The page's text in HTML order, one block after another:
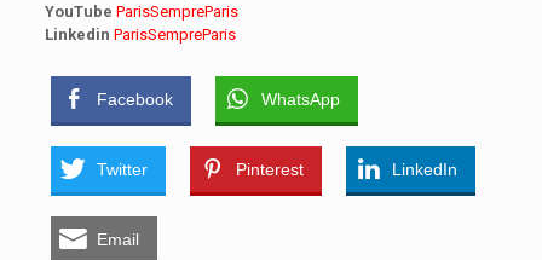
YouTube ParisSempreParis
Linkedin ParisSempreParis
Facebook WhatsApp
Twitter Pinterest LinkedIn
Email